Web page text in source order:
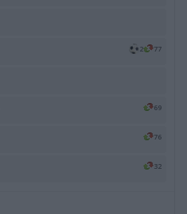
2 77
69
76
32